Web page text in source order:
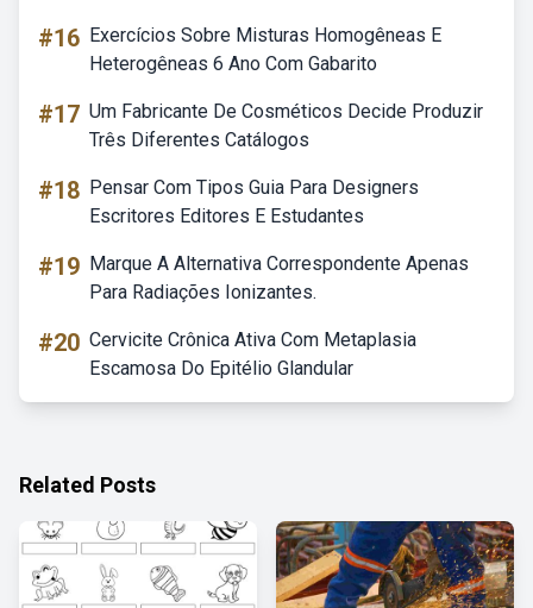
#16 Exercícios Sobre Misturas Homogêneas E
Heterogêneas 6 Ano Com Gabarito
#17 Um Fabricante De Cosméticos Decide Produzir
Três Diferentes Catálogos
#18 Pensar Com Tipos Guia Para Designers
Escritores Editores E Estudantes
#19 Marque A Alternativa Correspondente Apenas
Para Radiações Ionizantes.
#20 Cervicite Crônica Ativa Com Metaplasia
Escamosa Do Epitélio Glandular
Related Posts